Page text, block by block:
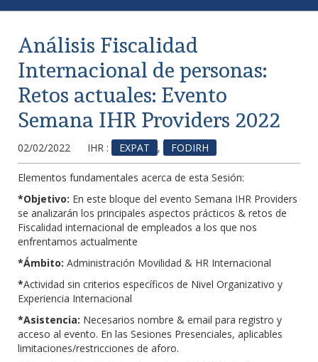
v
Análisis Fiscalidad
Internacional de personas:
Retos actuales: Evento
Semana IHR Providers 2022
02/02/2022 IHR : EXPAT , FODIRH
Elementos fundamentales acerca de esta Sesión:
*Objetivo: En este bloque del evento Semana IHR Providers
se analizarán los principales aspectos prácticos & retos de
Fiscalidad internacional de empleados a los que nos
enfrentamos actualmente
*Ámbito: Administración Movilidad & HR Internacional
*Actividad sin criterios específicos de Nivel Organizativo y
Experiencia Internacional
*Asistencia: Necesarios nombre & email para registro y
acceso al evento. En las Sesiones Presenciales, aplicables
limitaciones/restricciones de aforo.